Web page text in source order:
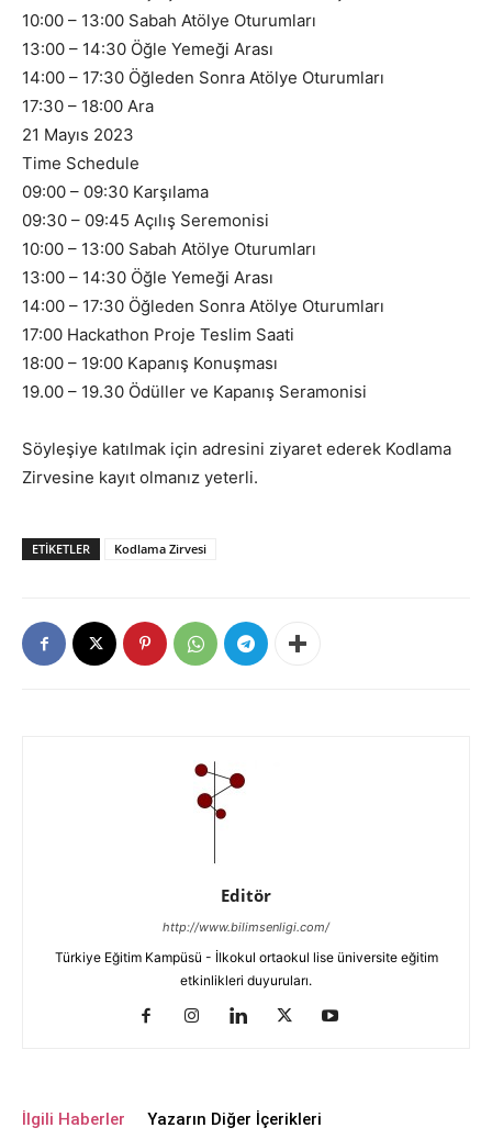
10:00 – 13:00 Sabah Atölye Oturumları
13:00 – 14:30 Öğle Yemeği Arası
14:00 – 17:30 Öğleden Sonra Atölye Oturumları
17:30 – 18:00 Ara
21 Mayıs 2023
Time Schedule
09:00 – 09:30 Karşılama
09:30 – 09:45 Açılış Seremonisi
10:00 – 13:00 Sabah Atölye Oturumları
13:00 – 14:30 Öğle Yemeği Arası
14:00 – 17:30 Öğleden Sonra Atölye Oturumları
17:00 Hackathon Proje Teslim Saati
18:00 – 19:00 Kapanış Konuşması
19.00 – 19.30 Ödüller ve Kapanış Seramonisi
Söyleşiye katılmak için adresini ziyaret ederek Kodlama
Zirvesine kayıt olmanız yeterli.
ETIKETLER Kodlama Zirvesi
Editör
http://www.bilimsenligi.com/
Türkiye Eğitim Kampüsü - İlkokul ortaokul lise üniversite eğitim
etkinlikleri duyuruları.
İlgili Haberler Yazarın Diğer İçerikleri